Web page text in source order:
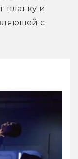
планку и
с